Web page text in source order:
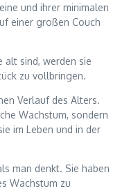
und ihrer minimalen
einer großen Couch
alt sind, werden sie
zu vollbringen.
Verlauf des Alters.
Wachstum, sondern
im Leben und in der
man denkt. Sie haben
Wachstum zu